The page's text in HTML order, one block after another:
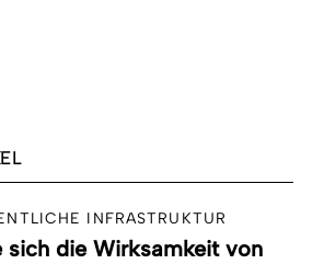
INFRASTRUKTUR
sich die Wirksamkeit von